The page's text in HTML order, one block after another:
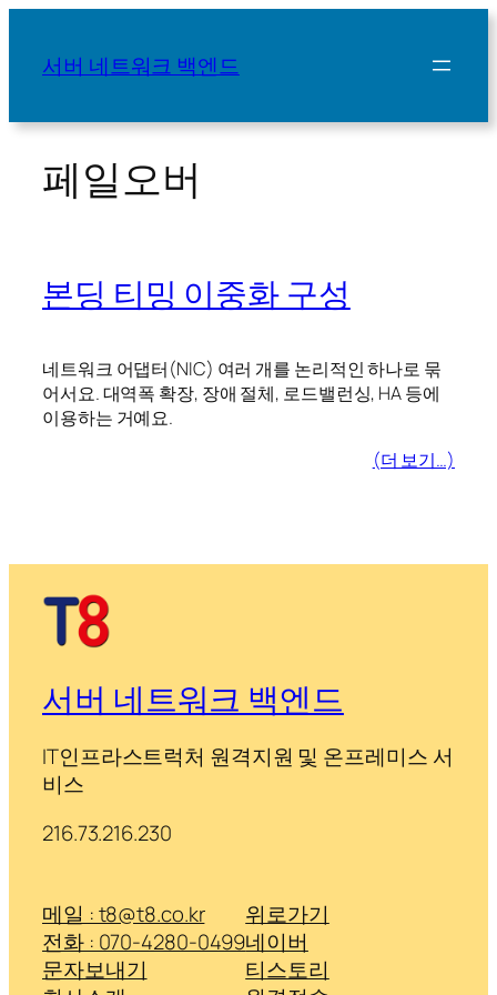
바
서버 네트워크 백엔드
페일오버
본딩 티밍 이중화 구성
네트워크 어댑터(NIC) 여러 개를 논리적인 하나로 묶
어서요. 대역폭 확장, 장애 절체, 로드밸런싱, HA 등에
이용하는 거예요.
(더 보기…)
서버 네트워크 백엔드
IT인프라스트럭처 원격지원 및 온프레미스 서
비스
216.73.216.230
메일 : t8@t8.co.kr
전화 : 070-4280-0499
문자보내기
위로가기
네이버
티스토리